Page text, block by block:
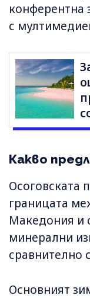
конферентна
с
Какво
Осоговската
границата
Македония и
минерални
сравнително
Основният